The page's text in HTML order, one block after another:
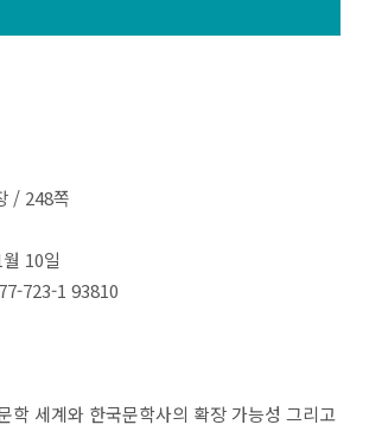
/ 248쪽
월 10일
723-1 93810
학 세계와 한국문학사의 확장 가능성 그리고